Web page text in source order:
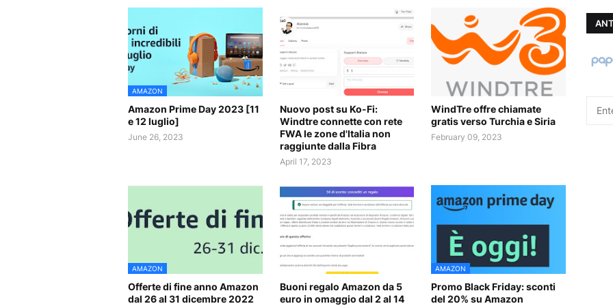
AMAZON
Amazon Prime Day 2023 [11
e 12 luglio]
June 26, 2023
Nuovo post su Ko-Fi:
Windtre connette con rete
FWA le zone d'Italia non
raggiunte dalla Fibra
April 17, 2023
WindTre offre chiamate
gratis verso Turchia e Siria
February 09, 2023
AMAZON
Offerte di fine anno Amazon
dal 26 al 31 dicembre 2022
Buoni regalo Amazon da 5
euro in omaggio dal 2 al 14
AMAZON
Promo Black Friday: sconti
del 20% su Amazon